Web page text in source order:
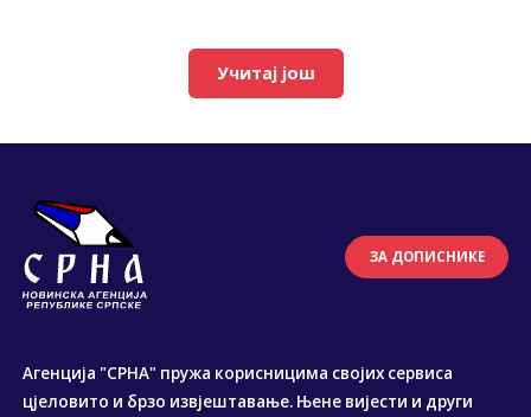
Учитај још
ЗА ДОПИСНИКЕ
Агенција "СРНА" пружа корисницима својих сервиса
цјеловито и брзо извјештавање. Њене вијести и други